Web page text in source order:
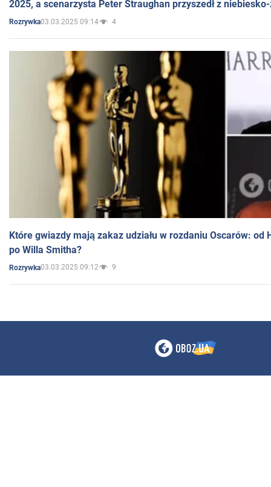
2025, a scenarzysta Peter Straughan przyszedł z
Rozrywka03.03.2025 09:14 4
Które gwiazdy mają zakaz udziału w rozdaniu Oscarów: od
po Willa Smitha?
Rozrywka03.03.2025 09:12 9